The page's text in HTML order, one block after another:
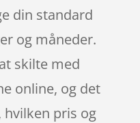
din standard
og måneder.
skilte med
online, og det
hvilken pris og